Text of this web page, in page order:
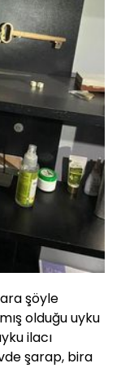
şöyle
olduğu uyku
ilacı
şarap, bira